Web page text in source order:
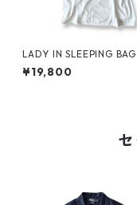
LADY IN SLEEPING
by THE NORTH FACE
¥19,800